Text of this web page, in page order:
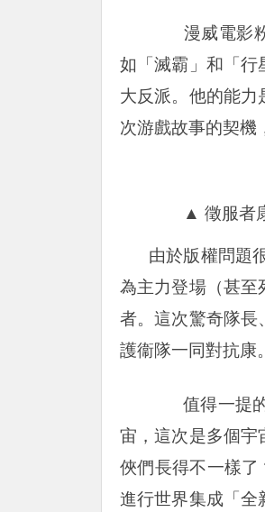
漫威電影粉
如「滅霸」和「行
大反派。他的能力
次游戲故事的契機
▲ 徵服者
由於版權問題
為主力登場（甚至
者。這次驚奇隊長
護衞隊一同對抗康。
值得一提的
宙，這次是多個宇
俠們長得不一樣
進行世界集成「全